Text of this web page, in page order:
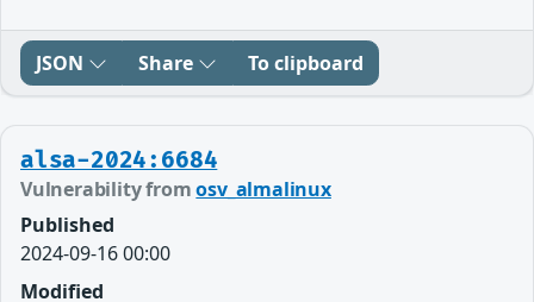
JSON Share To clipboard
alsa-2024:6684
Vulnerability fromosv_almalinux
Published
2024-09-16 00:00
Modified